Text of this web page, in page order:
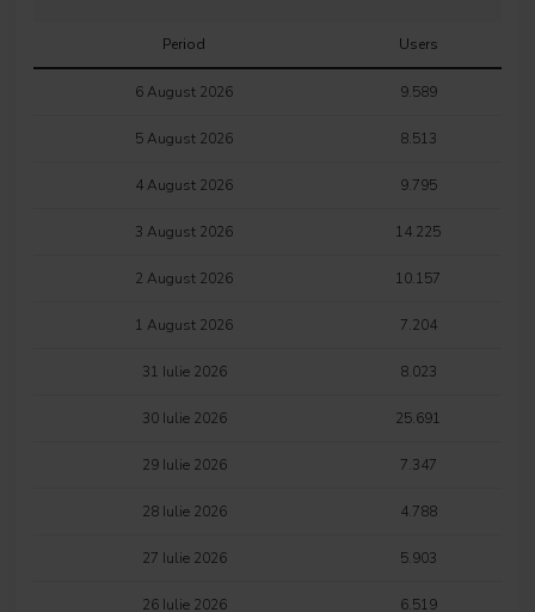
Period Users
6 August 2026 9.589
5 August 2026 8.513
4 August 2026 9.795
3 August 2026 14.225
2 August 2026 10.157
1 August 2026 7.204
31 Iulie 2026 8.023
30 Iulie 2026 25.691
29 Iulie 2026 7.347
28 Iulie 2026 4.788
27 Iulie 2026 5.903
26 Iulie 2026 6.519